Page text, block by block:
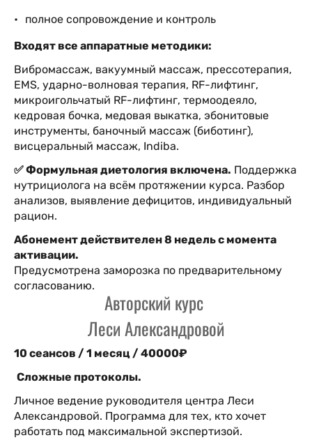
полное сопровождение и контроль
Входят все аппаратные методики:
Вибромассаж, вакуумный массаж, прессотерапия,
EMS, ударно-волновая терапия, RF-лифтинг,
микроигольчатый RF-лифтинг, термоодеяло,
кедровая бочка, медовая выкатка, эбонитовые
инструменты, баночный массаж (биботинг),
висцеральный массаж, Indiba.
✅ Формульная диетология включена. Поддержка
нутрициолога на всём протяжении курса. Разбор
анализов, выявление дефицитов, индивидуальный
рацион.
Абонемент действителен 8 недель с момента
активации.
Предусмотрена заморозка по предварительному
согласованию.
Авторский курс
Леси Александровой
10 сеансов / 1 месяц / 40000₽
Сложные протоколы.
Личное ведение руководителя центра Леси
Александровой. Программа для тех, кто хочет
работать под максимальной экспертизой.